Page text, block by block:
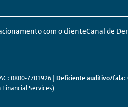
com o clienteCanal de
0800-7701926 | Deficiente auditivo/fala:
Services)